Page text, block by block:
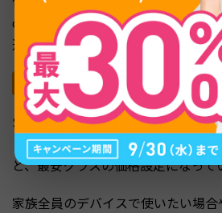
cの2年プランでは競争力のある価
返金保証も付いています。
Surfshark — 同時接続無制限
Surfsharkは同時接続台数が無制限
ビスです。2年プランのStarterは月
と、最安クラスの価格設定になって
家族全員のデバイスで使いたい場